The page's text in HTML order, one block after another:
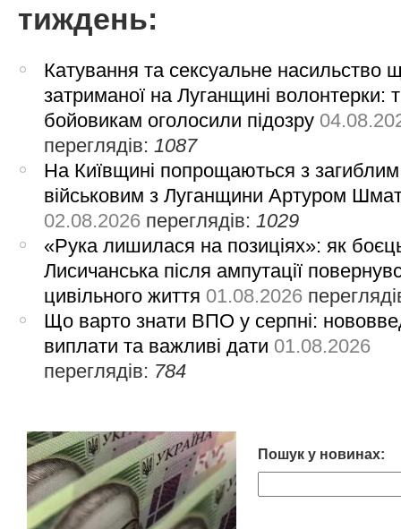
тиждень:
Катування та сексуальне насильство
затриманої на Луганщині волонтерки:
бойовикам оголосили підозру
переглядів:1087
На Київщині попрощаються з загиблим
військовим з Луганщини Артуром
02.08.2026 переглядів:1029
«Рука лишилася на позиціях»: як
Лисичанська після ампутації
цивільного життя 01.08.2026
Що варто знати ВПО у серпні:
виплати та важливі дати 01.08.2026
переглядів: 784
Пошук у новинах: